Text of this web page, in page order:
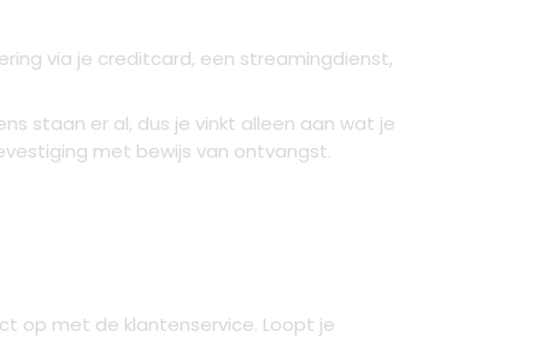
via je creditcard, een streamingdienst,
staan er al, dus je vinkt alleen aan wat je
met bewijs van ontvangst.
op met de klantenservice. Loopt je